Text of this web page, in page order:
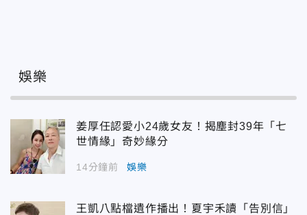
娛樂
姜厚任認愛小24歲女友！揭塵封39年「七
世情緣」奇妙緣分
14分鐘前 娛樂
王凱八點檔遺作播出！夏宇禾讀「告別信」